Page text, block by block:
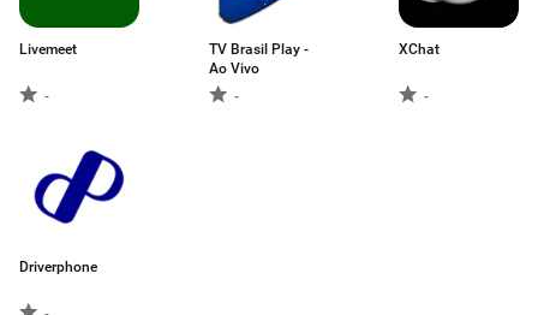
Livemeet
-
TV Brasil Play -
Ao Vivo
-
XChat
-
Driverphone